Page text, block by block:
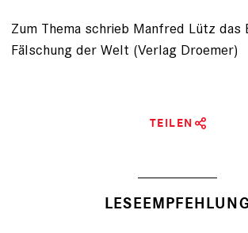
Zum Thema schrieb Manfred Lütz das
Fälschung der Welt (Verlag Droemer)
TEILEN
LESEEMPFEHLUNG